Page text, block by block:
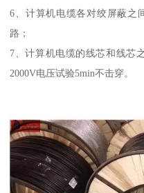
6、计算机电缆各对绞屏蔽之
路；
7、计算机电缆的线芯和线芯
2000V电压试验5min不击穿。